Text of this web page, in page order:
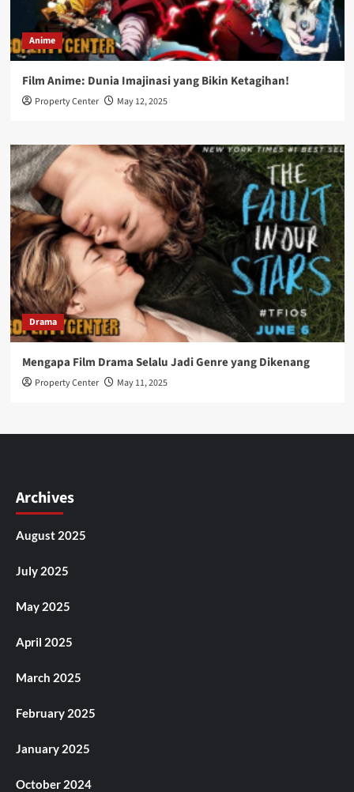
Anime
Film Anime: Dunia Imajinasi yang Bikin Ketagihan!
Property Center May 12, 2025
Drama
Mengapa Film Drama Selalu Jadi Genre yang Dikenang
Property Center May 11, 2025
Archives
August 2025
July 2025
May 2025
April 2025
March 2025
February 2025
January 2025
October 2024